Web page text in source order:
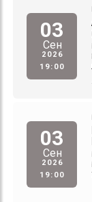
03
Сен
2026
19:00
03
Сен
2026
19:00